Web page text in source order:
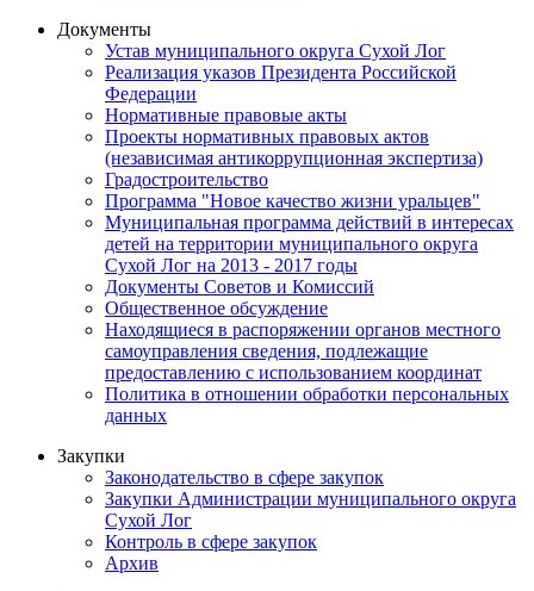
Документы
Устав муниципального округа Сухой Лог
Реализация указов Президента Российской
Федерации
Нормативные правовые акты
Проекты нормативных правовых актов
(независимая антикоррупционная экспертиза)
Градостроительство
Программа "Новое качество жизни уральцев"
Муниципальная программа действий в интересах
детей на территории муниципального округа
Сухой Лог на 2013 - 2017 годы
Документы Советов и Комиссий
Общественное обсуждение
Находящиеся в распоряжении органов местного
самоуправления сведения, подлежащие
предоставлению с использованием координат
Политика в отношении обработки персональных
данных
Закупки
Законодательство в сфере закупок
Закупки Администрации муниципального округа
Сухой Лог
Контроль в сфере закупок
Архив